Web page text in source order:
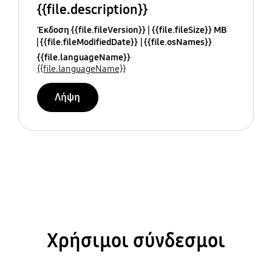
{{file.description}}
Έκδοση {{file.fileVersion}} {{file.fileSize}} MB
{{file.fileModifiedDate}} {{file.osNames}}
{{file.languageName}}
{{file.languageName}}
Λήψη
Χρήσιμοι σύνδεσμοι